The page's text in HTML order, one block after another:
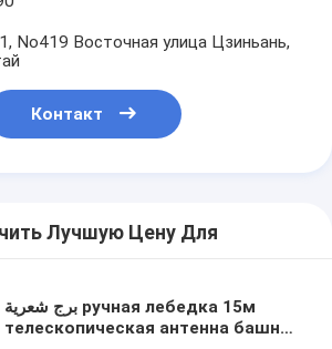
No419 Восточная улица Цзиньань,
Контакт
Лучшую Цену Для
برج شعرية ручная лебедка 15м
телескопическая антенна башня